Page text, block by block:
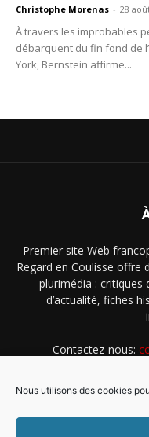
Nous utilisons des cookies
Christophe Morenas - 28
À travers les improbables
débarquent du fin fond de
York, Bernstein affirme...
Premier site Web
Regard en Coulisse offre
plurimédia : critiques
d’actualité, fiches
Contactez-nous: